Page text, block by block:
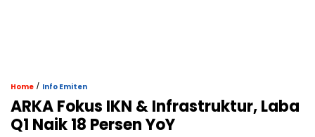
Home / Info Emiten
ARKA Fokus IKN & Infrastruktur, Laba
Q1 Naik 18 Persen YoY